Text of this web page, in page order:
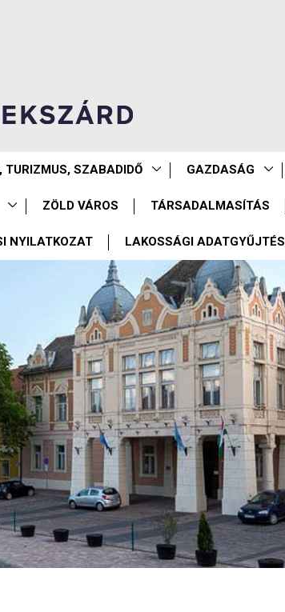
TURIZMUS, SZABADIDŐ GAZDASÁG
ZÖLD VÁROS TÁRSADALMASÍTÁS
NYILATKOZAT LAKOSSÁGI ADATGYŰJTÉS